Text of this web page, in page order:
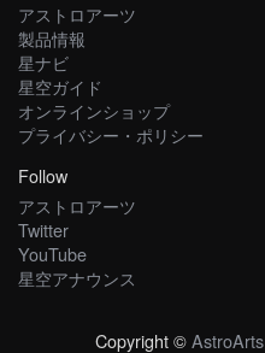
アストロアーツ
製品情報
星ナビ
星空ガイド
オンラインショップ
プライバシー・ポリシー
Follow
アストロアーツ
Twitter
YouTube
星空アナウンス
Copyright ©